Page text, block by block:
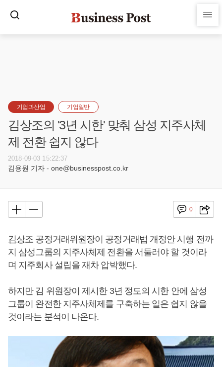
기업과산업 기업일반
김상조의 '3년 시한' 맞춰 삼성 지주사체
제 전환 쉽지 않다
2018-09-03 15:22:37
김용원 기자 - one@businesspost.co.kr
0
김상조 공정거래위원장이 공정거래법 개정안 시행 전까
지 삼성그룹의 지주사체제 전환을 서둘러야 할 것이라
며 지주회사 설립을 재차 압박했다.
하지만 김 위원장이 제시한 3년 정도의 시한 안에 삼성
그룹이 완전한 지주사체제를 구축하는 일은 쉽지 않을
것이라는 분석이 나온다.